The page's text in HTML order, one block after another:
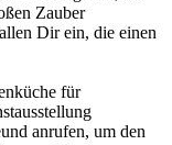
Zauber
Dir ein, die einen
für
anrufen, um den